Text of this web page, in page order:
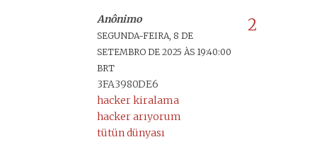
Anônimo
SEGUNDA-FEIRA, 8 DE
SETEMBRO DE 2025 ÀS 19:40:00
BRT
3FA3980DE6
hacker kiralama
hacker arıyorum
tütün dünyası